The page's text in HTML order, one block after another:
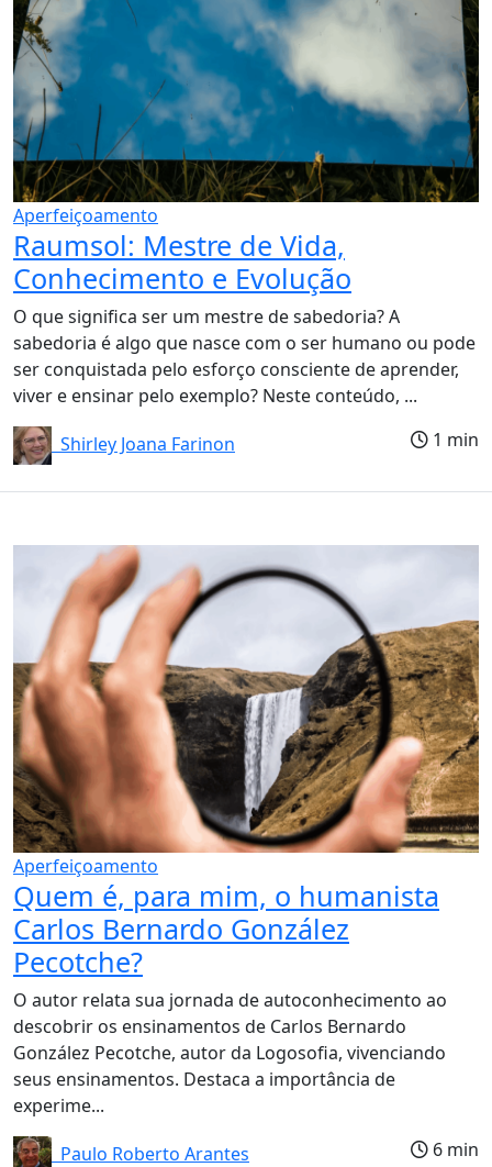
Aperfeiçoamento
Raumsol: Mestre de Vida,
Conhecimento e Evolução
O que significa ser um mestre de sabedoria? A
sabedoria é algo que nasce com o ser humano ou pode
ser conquistada pelo esforço consciente de aprender,
viver e ensinar pelo exemplo? Neste conteúdo, ...
Shirley Joana Farinon
1 min
Aperfeiçoamento
Quem é, para mim, o humanista
Carlos Bernardo González
Pecotche?
O autor relata sua jornada de autoconhecimento ao
descobrir os ensinamentos de Carlos Bernardo
González Pecotche, autor da Logosofia, vivenciando
seus ensinamentos. Destaca a importância de
experime...
Paulo Roberto Arantes
6 min